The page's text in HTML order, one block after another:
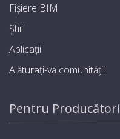
Fișiere BIM
Știri
Aplicații
Alăturați-vă comunității
Pentru Producători